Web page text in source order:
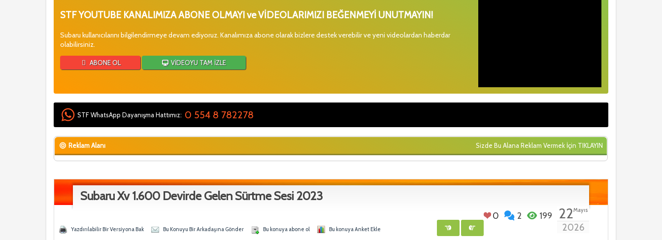
STF YOUTUBE KANALIMIZA ABONE OLMAYI ve VİDEOLARIMIZI BEĞENMEYİ UNUTMAYIN!
Subaru kullanıcılarını bilgilendirmeye devam ediyoruz. Kanalımıza abone olarak bizlere destek verebilir ve yeni videolardan haberdar
olabilirsiniz.
ABONE OL VİDEOYU TAM İZLE
STF WhatsApp Dayanışma Hattımız: 0 554 8 782278
Reklam Alanı Sizde Bu Alana Reklam Vermek İçin TIKLAYIN
Subaru Xv 1.600 Devirde Gelen Sürtme Sesi 2023
0 2 199 22Mayıs
2026
Yazdırılabilir Bir Versiyona Bak Bu Konuyu Bir Arkadaşına Gönder Bu konuya abone ol Bu konuya Anket Ekle